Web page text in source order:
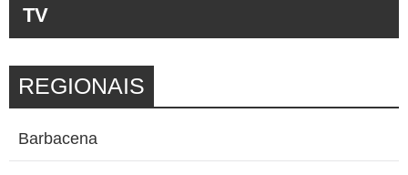
TV
REGIONAIS
Barbacena